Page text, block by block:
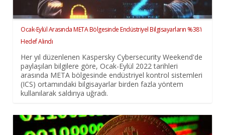
Ocak-Eylül Arasında META Bölgesinde Endüstriyel Bilgisayarların %38'i
Hedef Alındı
Her yıl düzenlenen Kaspersky Cybersecurity Weekend'de
paylaşılan bilgilere göre, Ocak-Eylül 2022 tarihleri
arasında META bölgesinde endüstriyel kontrol sistemleri
(ICS) ortamındaki bilgisayarlar birden fazla yöntem
kullanılarak saldırıya uğradı.